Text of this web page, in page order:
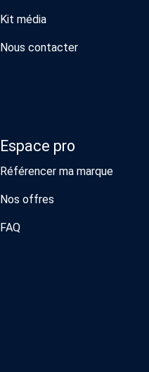
Kit média
Nous contacter
Espace pro
Référencer ma marque
Nos offres
FAQ